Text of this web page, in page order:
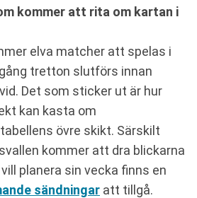
kommer att rita om kartan i
elva matcher att spelas i
tretton slutförs innan
Det som sticker ut är hur
kan kasta om
övre skikt. Särskilt
kommer att dra blickarna
planera sin vecka finns en
sändningar att tillgå.